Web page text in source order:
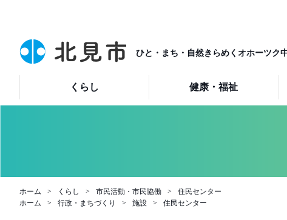
ひと・まち・自然きらめくオホーツク
くらし 健康・福祉
ホーム くらし 市民活動・市民協働
住民センター
ホーム
行政・まちづくり 施設 住民センター